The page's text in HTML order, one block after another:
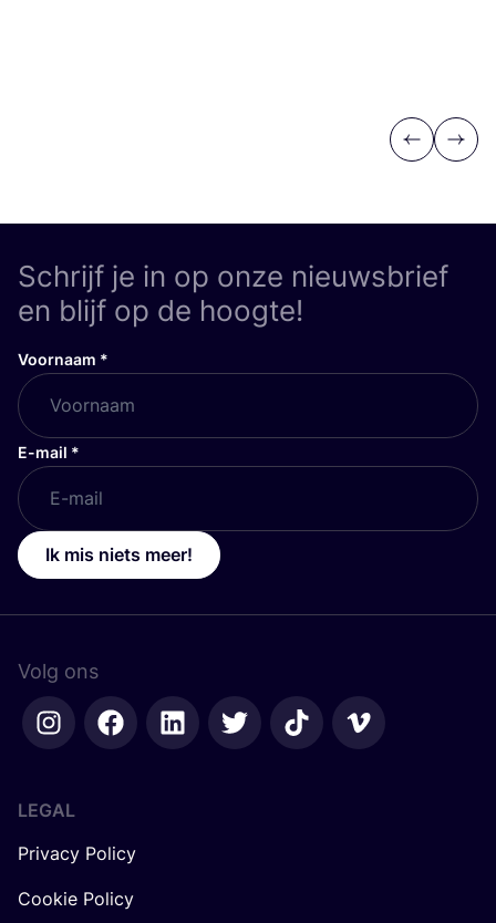
Previous
Next
Schrijf je in op onze nieuwsbrief
en blijf op de hoogte!
Voornaam *
E-mail *
Ik mis niets meer!
Volg ons
LEGAL
Privacy Policy
Cookie Policy